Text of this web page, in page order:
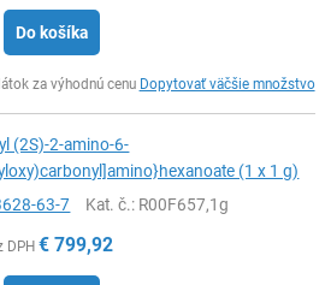
Do košíka
za výhodnú cenu Dopytovať väčšie množstvo
(2S)-2-amino-6-
(1 x 1 g)
63-7 Kat. č.: R00F657,1g
DPH € 799,92